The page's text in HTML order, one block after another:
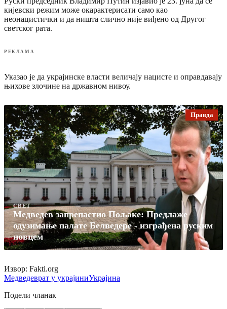
кијевски режим може окарактерисати само као
неонацистички и да ништа слично није виђено од Другог
светског рата.
РЕКЛАМА
Указао је да украјинске власти величају нацисте и оправдавају
њихове злочине на државном нивоу.
Правда
СВЕТ
Медведев запрепастио Пољаке: Предлаже
одузимање палате Белведере - изграђена руским
новцем
Извор: Fakti.org
Медведеврат у украјиниУкрајина
Подели чланак